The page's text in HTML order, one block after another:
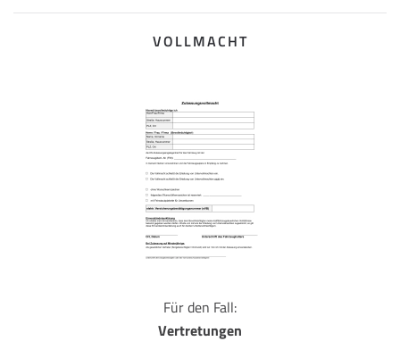
VOLLMACHT
Für den Fall:
Vertretungen